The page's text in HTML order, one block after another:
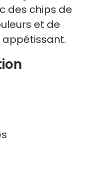
des chips de
et de